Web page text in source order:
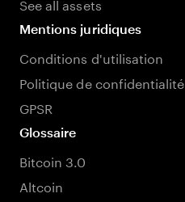
Mentions juridiques
Conditions d'utilisation
Politique de confidentialité
GPSR
Glossaire
Bitcoin 3.0
Altcoin